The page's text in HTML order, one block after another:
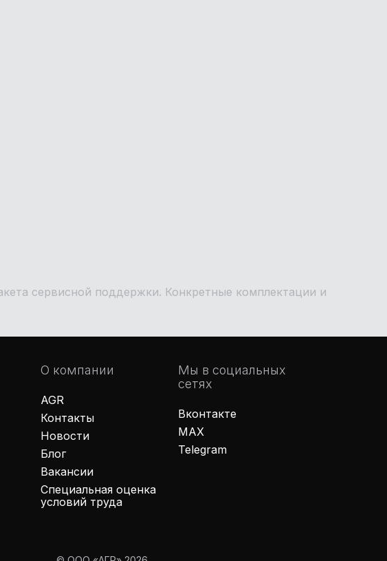
сервисной поддержки. Конкретные комплектации и
О компании
AGR
Контакты
Новости
Блог
Вакансии
Специальная оценка
условий труда
Мы в социальных
сетях
Вконтакте
MAX
Telegram